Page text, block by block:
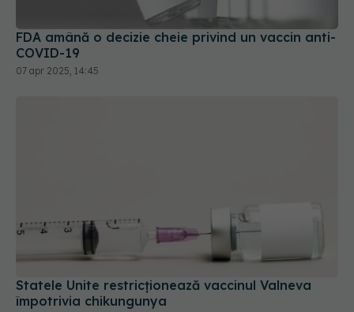
FDA amână o decizie cheie privind un vaccin anti-
COVID-19
07 apr 2025, 14:45
Statele Unite restricţionează vaccinul Valneva
împotrivia chikungunya